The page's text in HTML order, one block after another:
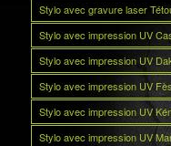
Stylo avec gravure laser
Stylo avec impression UV
Stylo avec impression UV
Stylo avec impression UV Fès
Stylo avec impression UV
Stylo avec impression UV